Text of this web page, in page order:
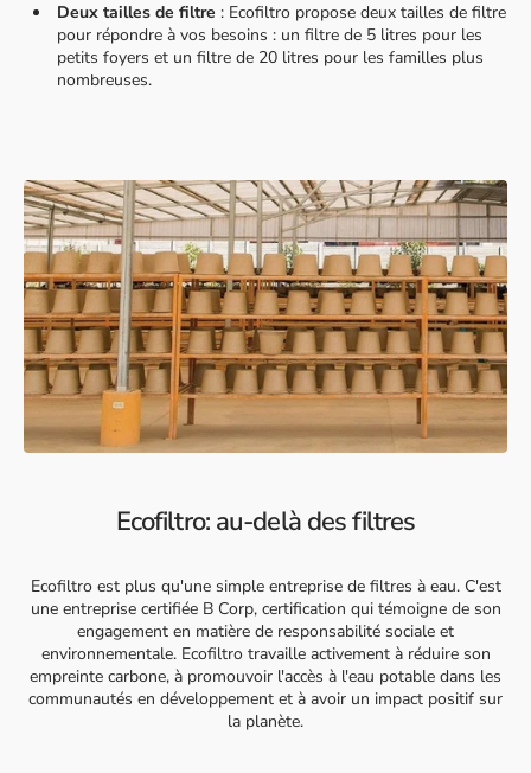
Deux tailles de filtre : Ecofiltro propose deux tailles de filtre
pour répondre à vos besoins : un filtre de 5 litres pour les
petits foyers et un filtre de 20 litres pour les familles plus
nombreuses.
Ecofiltro: au-delà des filtres
Ecofiltro est plus qu'une simple entreprise de filtres à eau. C'est
une entreprise certifiée B Corp, certification qui témoigne de son
engagement en matière de responsabilité sociale et
environnementale. Ecofiltro travaille activement à réduire son
empreinte carbone, à promouvoir l'accès à l'eau potable dans les
communautés en développement et à avoir un impact positif sur
la planète.